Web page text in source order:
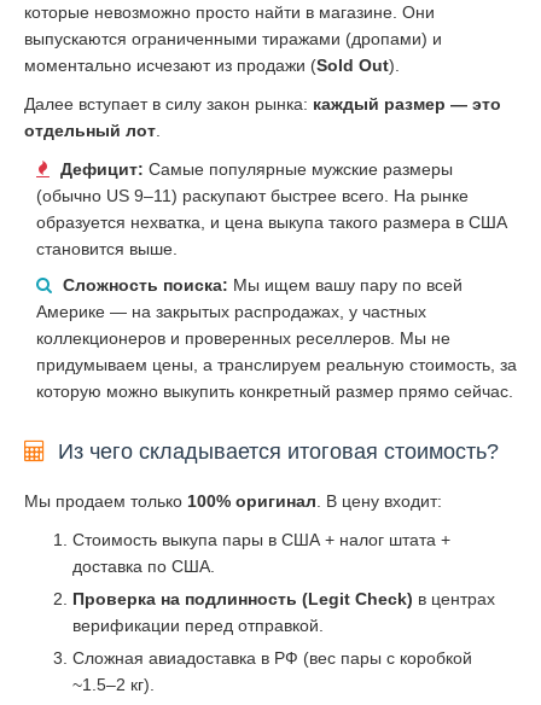
которые невозможно просто найти в магазине. Они
выпускаются ограниченными тиражами (дропами) и
моментально исчезают из продажи (Sold Out).
Далее вступает в силу закон рынка: каждый размер — это
отдельный лот
Дефицит: Самые популярные мужские размеры
(обычно US 9–11) раскупают быстрее всего. На рынке
образуется нехватка, и цена выкупа такого размера в США
становится выше.
Сложность поиска: Мы ищем вашу пару по всей
Америке — на закрытых распродажах, у частных
коллекционеров и проверенных реселлеров. Мы не
придумываем цены, а транслируем реальную стоимость, за
которую можно выкупить конкретный размер прямо сейчас.
Из чего складывается итоговая стоимость?
Мы продаем только 100% оригинал . В цену входит:
Стоимость выкупа пары в США + налог штата +
доставка по США.
Проверка на подлинность (Legit Check) в центрах
верификации перед отправкой.
Сложная авиадоставка в РФ (вес пары с коробкой
~1.5–2 кг).